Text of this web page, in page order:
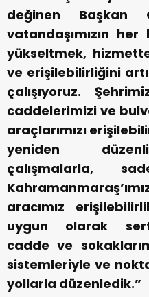
değinen Başkan
vatandaşımızın
yükseltmek,
ve erişilebilirliğini
çalışıyoruz.
caddelerimizi ve
araçlarımızı
yeniden
çalışmalarla,
aracımız
uygun olarak
cadde ve
sistemleriyle ve
yollarla düzenledik.”